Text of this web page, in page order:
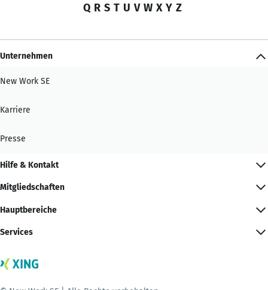
Q R S T U V W X Y Z
Unternehmen
New Work SE
Karriere
Presse
Hilfe & Kontakt
Mitgliedschaften
Hauptbereiche
Services